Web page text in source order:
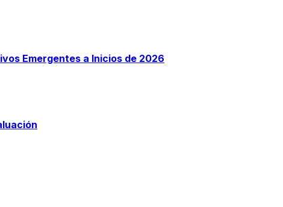
Emergentes a Inicios de 2026